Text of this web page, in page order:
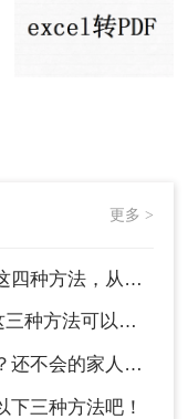
更多 >
也不用分页困扰你！
法可以解决！
家人们快进来看
三种方法吧！